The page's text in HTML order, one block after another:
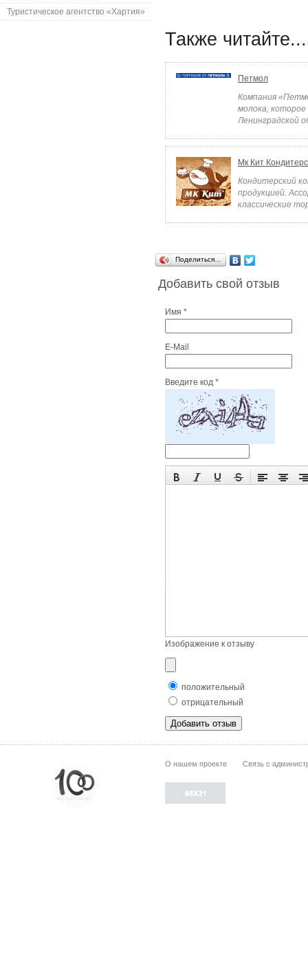
Туристическое агентство «Хартия»
Также читайте...
Петмол
Компания
молока, которое
Ленинградской
Мк Кит
Кондитерский
продукцией.
классические
Поделиться…
Добавить свой отзыв
Имя *
E-Mail
Введите код *
Изображение к отзыву
положительный
отрицательный
О нашем проекте Связь с